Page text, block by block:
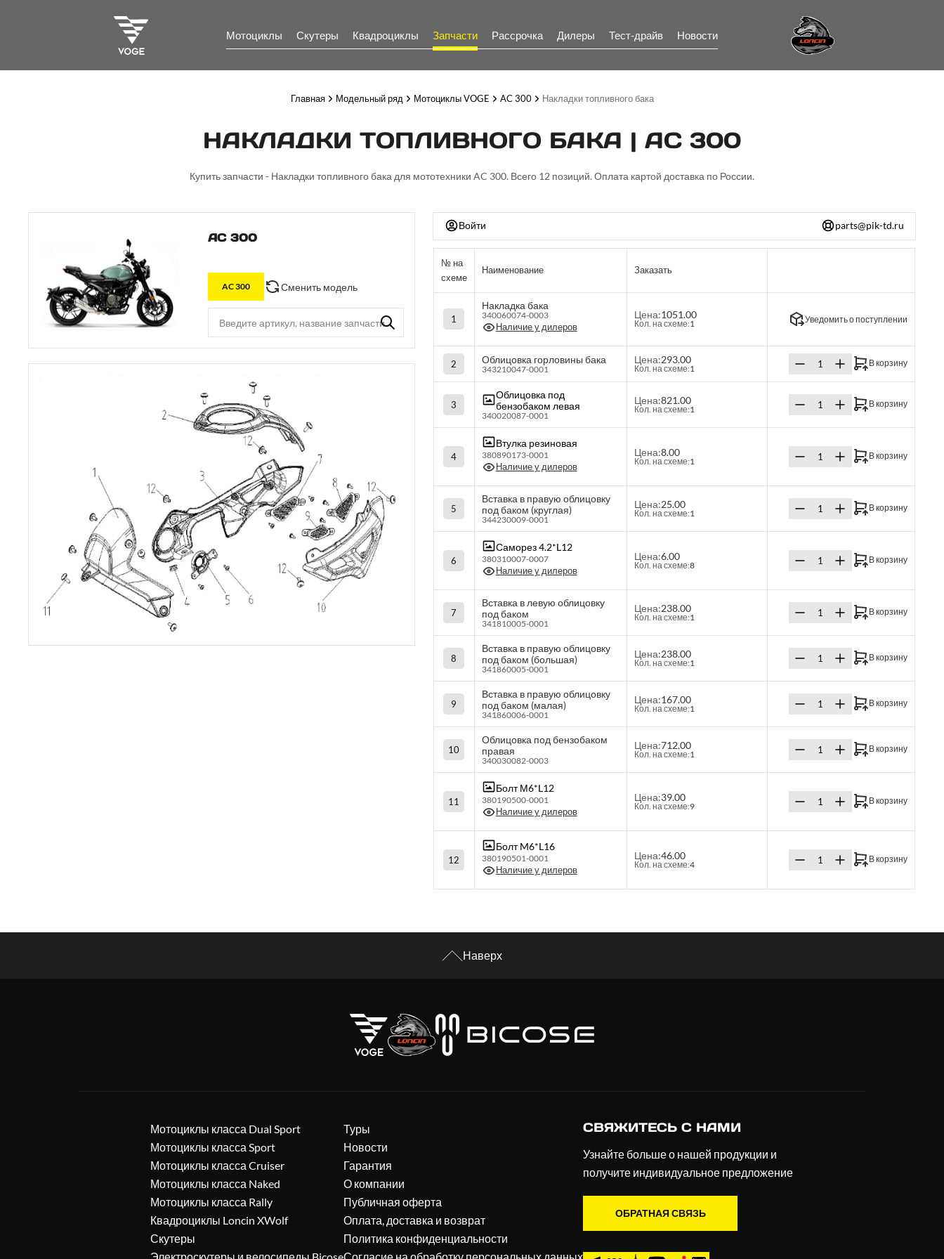
Мотоциклы Скутеры Квадроциклы Запчасти Рассрочка Дилеры Тест-драйв Новости
Главная Модельный ряд Мотоциклы VOGE AC 300 Накладки топливного бака
НАКЛАДКИ ТОПЛИВНОГО БАКА | AC 300
Купить запчасти - Накладки топливного бака для мототехники AC 300. Всего 12 позиций. Оплата картой доставка по России.
AC 300
AC 300 Сменить модель
Войти parts@pik-td.ru
№ на
схеме
Наименование Заказать
1
Накладка бака
340060074-0003
Наличие у дилеров
Цена:1051.00
Кол. на схеме:1 Уведомить о поступлении
2 Облицовка горловины бака
343210047-0001
Цена:293.00
Кол. на схеме:1
В корзину
3
Облицовка под
бензобаком левая
340020087-0001
Цена:821.00
Кол. на схеме:1
В корзину
4
Втулка резиновая
380890173-0001
Наличие у дилеров
Цена:8.00
Кол. на схеме:1
В корзину
5
Вставка в правую облицовку
под баком (круглая)
344230009-0001
Цена:25.00
Кол. на схеме:1
В корзину
6
Саморез 4.2*L12
380310007-0007
Наличие у дилеров
Цена:6.00
Кол. на схеме:8
В корзину
7
Вставка в левую облицовку
под баком
341810005-0001
Цена:238.00
Кол. на схеме:1
В корзину
8
Вставка в правую облицовку
под баком (большая)
341860005-0001
Цена:238.00
Кол. на схеме:1
В корзину
9
Вставка в правую облицовку
под баком (малая)
341860006-0001
Цена:167.00
Кол. на схеме:1
В корзину
10
Облицовка под бензобаком
правая
340030082-0003
Цена:712.00
Кол. на схеме:1
В корзину
11
Болт М6*L12
380190500-0001
Наличие у дилеров
Цена:39.00
Кол. на схеме:9
В корзину
12
Болт M6*L16
380190501-0001
Наличие у дилеров
Цена:46.00
Кол. на схеме:4
В корзину
Наверх
Мотоциклы класса Dual Sport
Мотоциклы класса Sport
Мотоциклы класса Cruiser
Мотоциклы класса Naked
Мотоциклы класса Rally
Квадроциклы Loncin XWolf
Скутеры
Туры
Новости
Гарантия
О компании
Публичная оферта
Оплата, доставка и возврат
Политика конфиденциальности
СВЯЖИТЕСЬ С НАМИ
Узнайте больше о нашей продукции и
получите индивидуальное предложение
ОБРАТНАЯ СВЯЗЬ